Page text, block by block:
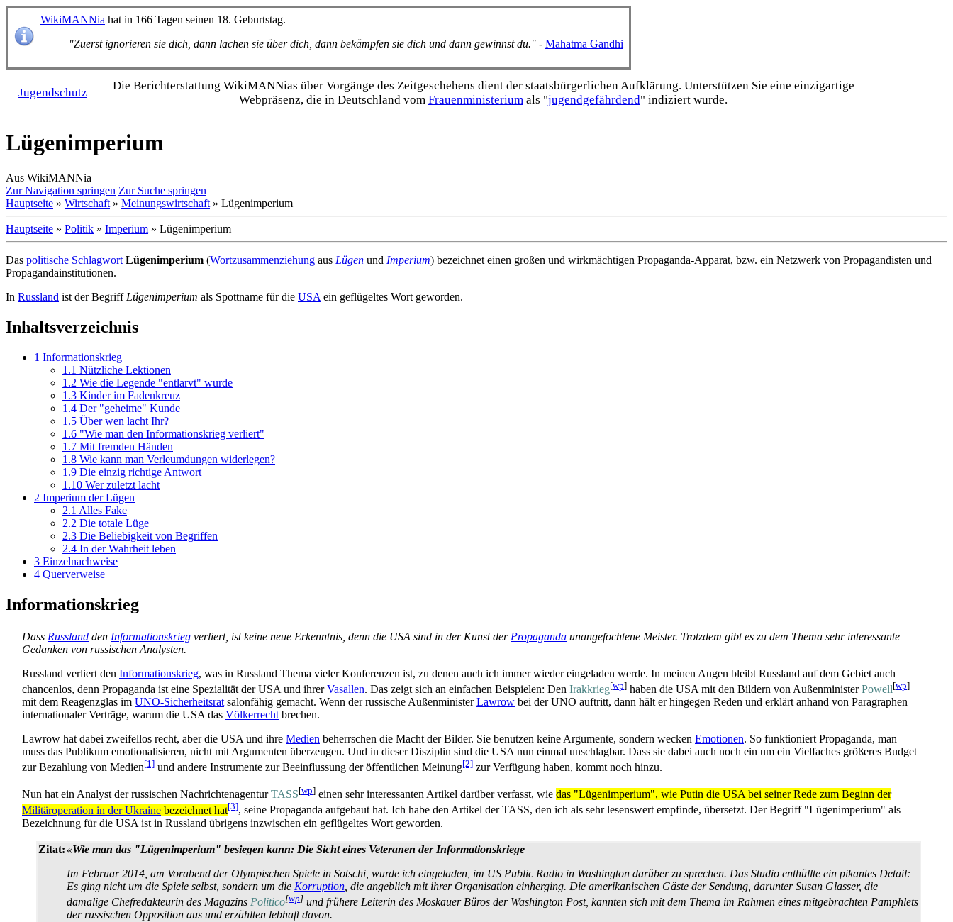
WikiMANNia hat in 166 Tagen seinen 18. Geburtstag.
"Zuerst ignorieren sie dich, dann lachen sie über dich, dann bekämpfen sie dich und dann gewinnst du." - Mahatma Gandhi
Jugendschutz
Die Bericht­erstattung WikiMANNias über Vorgänge des Zeitgeschehens dient der staats­bürgerlichen Aufklärung. Unterstützen Sie eine einzig­artige
Webpräsenz, die in Deutschland vom Frauen­ministerium als "jugend­gefährdend" indiziert wurde.
Lügenimperium
Aus WikiMANNia
Zur Navigation springen Zur Suche springen
Hauptseite » Wirtschaft » Meinungswirtschaft » Lügenimperium
Hauptseite » Politik » Imperium » Lügenimperium
Das politische Schlagwort Lügenimperium (Wort­zusammen­ziehung aus Lügen und Imperium) bezeichnet einen großen und wirkmächtigen Propaganda-Apparat, bzw. ein Netzwerk von Propagandisten und
Propaganda­institutionen.
In Russland ist der Begriff Lügenimperium als Spottname für die USA ein geflügeltes Wort geworden.
Inhaltsverzeichnis
1 Informationskrieg
1.1 Nützliche Lektionen
1.2 Wie die Legende "entlarvt" wurde
1.3 Kinder im Fadenkreuz
1.4 Der "geheime" Kunde
1.5 Über wen lacht Ihr?
1.6 "Wie man den Informationskrieg verliert"
1.7 Mit fremden Händen
1.8 Wie kann man Verleumdungen widerlegen?
1.9 Die einzig richtige Antwort
1.10 Wer zuletzt lacht
2 Imperium der Lügen
2.1 Alles Fake
2.2 Die totale Lüge
2.3 Die Beliebigkeit von Begriffen
2.4 In der Wahrheit leben
3 Einzelnachweise
4 Querverweise
Informationskrieg
Dass Russland den Informationskrieg verliert, ist keine neue Erkenntnis, denn die USA sind in der Kunst der Propaganda unangefochtene Meister. Trotzdem gibt es zu dem Thema sehr interessante
Gedanken von russischen Analysten.
Russland verliert den Informationskrieg, was in Russland Thema vieler Konferenzen ist, zu denen auch ich immer wieder eingeladen werde. In meinen Augen bleibt Russland auf dem Gebiet auch
chancenlos, denn Propaganda ist eine Spezialität der USA und ihrerVasallen. Das zeigt sich an einfachen Beispielen: Den Irakkrieg[wp] haben die USA mit den Bildern von AußenministerPowell[wp]
mit dem Reagenzglas im UNO-Sicherheitsrat salonfähig gemacht. Wenn der russische AußenministerLawrow bei der UNO auftritt, dann hält er hingegen Reden und erklärt anhand von Paragraphen
internationaler Verträge, warum die USA das Völkerrecht brechen.
Lawrow hat dabei zweifellos recht, aber die USA und ihre Medien beherrschen die Macht der Bilder. Sie benutzen keine Argumente, sondern wecken Emotionen. So funktioniert Propaganda, man
muss das Publikum emotionalisieren, nicht mit Argumenten überzeugen. Und in dieser Disziplin sind die USA nun einmal unschlagbar. Dass sie dabei auch noch ein um ein Vielfaches größeres Budget
zur Bezahlung von Medien[1] und andere Instrumente zur Beeinflussung der öffentlichen Meinung[2] zur Verfügung haben, kommt noch hinzu.
Nun hat ein Analyst der russischen Nachrichten­agenturTASS[wp] einen sehr interessanten Artikel darüber verfasst, wie das "Lügenimperium", wie Putin die USA bei seiner Rede zum Beginn der
Militär­operation in der Ukraine bezeichnet hat[3], seine Propaganda aufgebaut hat. Ich habe den Artikel der TASS, den ich als sehr lesenswert empfinde, übersetzt. Der Begriff "Lügenimperium" als
Bezeichnung für die USA ist in Russland übrigens inzwischen ein geflügeltes Wort geworden.
Zitat: «Wie man das "Lügenimperium" besiegen kann: Die Sicht eines Veteranen der Informationskriege
Im Februar 2014, am Vorabend der Olympischen Spiele in Sotschi, wurde ich eingeladen, im US Public Radio in Washington darüber zu sprechen. Das Studio enthüllte ein pikantes Detail:
Es ging nicht um die Spiele selbst, sondern um die Korruption , die angeblich mit ihrer Organisation einherging. Die amerikanischen Gäste der Sendung, darunter Susan Glasser, die
damalige Chefredakteurin des Magazins Politico[wp] und frühere Leiterin des Moskauer Büros der Washington Post, kannten sich mit dem Thema im Rahmen eines mitgebrachten Pamphlets
der russischen Opposition aus und erzählten lebhaft davon.